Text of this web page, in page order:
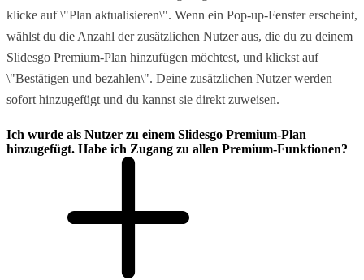
klicke auf \"Plan aktualisieren\". Wenn ein Pop-up-Fenster erscheint,
wählst du die Anzahl der zusätzlichen Nutzer aus, die du zu deinem
Slidesgo Premium-Plan hinzufügen möchtest, und klickst auf
\"Bestätigen und bezahlen\". Deine zusätzlichen Nutzer werden
sofort hinzugefügt und du kannst sie direkt zuweisen.
Ich wurde als Nutzer zu einem Slidesgo Premium-Plan
hinzugefügt. Habe ich Zugang zu allen Premium-Funktionen?